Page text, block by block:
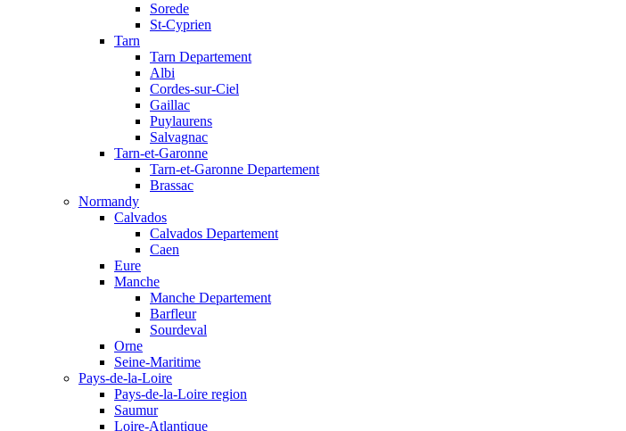
Sorede
St-Cyprien
Tarn
Tarn Departement
Albi
Cordes-sur-Ciel
Gaillac
Puylaurens
Salvagnac
Tarn-et-Garonne
Tarn-et-Garonne Departement
Brassac
Normandy
Calvados
Calvados Departement
Caen
Eure
Manche
Manche Departement
Barfleur
Sourdeval
Orne
Seine-Maritime
Pays-de-la-Loire
Pays-de-la-Loire region
Saumur
Loire-Atlantique